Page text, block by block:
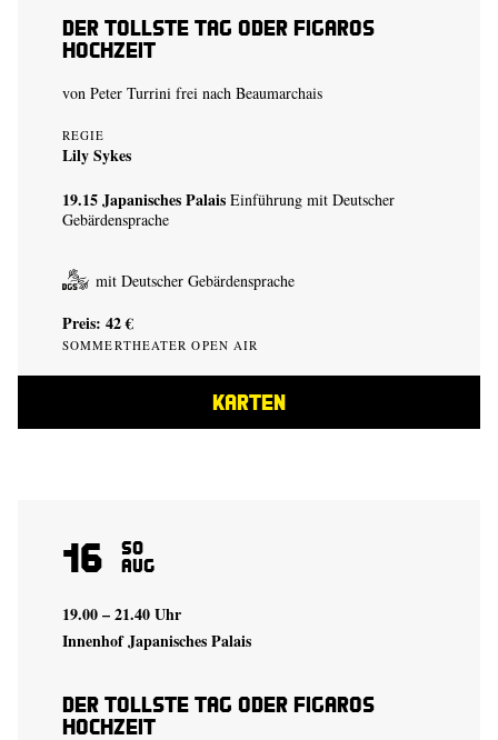
Der tollste Tag oder Figaros
Hochzeit
von Peter Turrini frei nach Beaumarchais
REGIE
Lily Sykes
19.15Japanisches Palais Einführung mit Deutscher
Gebärdensprache
mit Deutscher Gebärdensprache
Preis: 42 €
SOMMERTHEATER OPEN AIR
KARTEN
16 So
Aug
19.00 – 21.40 Uhr
Innenhof Japanisches Palais
Der tollste Tag oder Figaros
Hochzeit